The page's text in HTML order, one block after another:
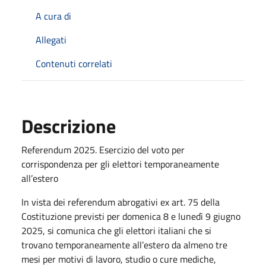
A cura di
Allegati
Contenuti correlati
Descrizione
Referendum 2025. Esercizio del voto per
corrispondenza per gli elettori temporaneamente
all’estero
In vista dei referendum abrogativi ex art. 75 della
Costituzione previsti per domenica 8 e lunedì 9 giugno
2025, si comunica che gli elettori italiani che si
trovano temporaneamente all’estero da almeno tre
mesi per motivi di lavoro, studio o cure mediche,